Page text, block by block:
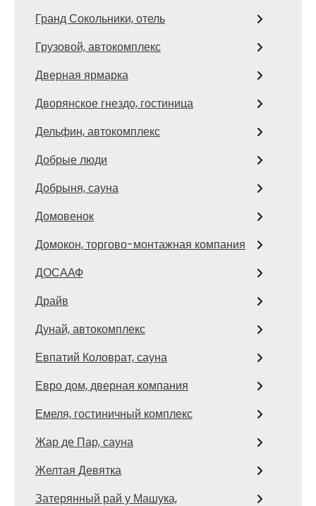
Гранд Сокольники, отель
Грузовой, автокомплекс
Дверная ярмарка
Дворянское гнездо, гостиница
Дельфин, автокомплекс
Добрые люди
Добрыня, сауна
Домовенок
Домокон, торгово-монтажная компания
ДОСААФ
Драйв
Дунай, автокомплекс
Евпатий Коловрат, сауна
Евро дом, дверная компания
Емеля, гостиничный комплекс
Жар де Пар, сауна
Желтая Девятка
Затерянный рай у Машука,